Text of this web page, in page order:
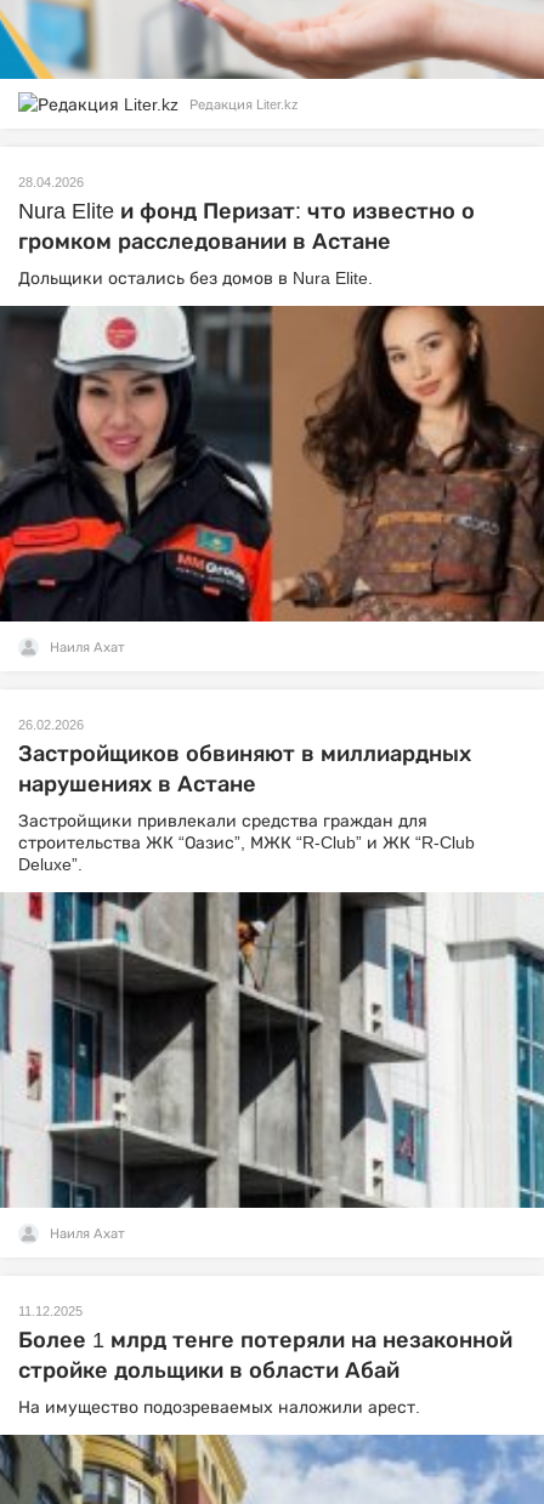
Редакция Liter.kz
28.04.2026
Nura Elite и фонд Перизат: что известно о
громком расследовании в Астане
Дольщики остались без домов в Nura Elite.
Наиля Ахат
26.02.2026
Застройщиков обвиняют в миллиардных
нарушениях в Астане
Застройщики привлекали средства граждан для
строительства ЖК “Оазис”, МЖК “R-Club” и ЖК “R-Club
Deluxe”.
Наиля Ахат
11.12.2025
Более 1 млрд тенге потеряли на незаконной
стройке дольщики в области Абай
На имущество подозреваемых наложили арест.